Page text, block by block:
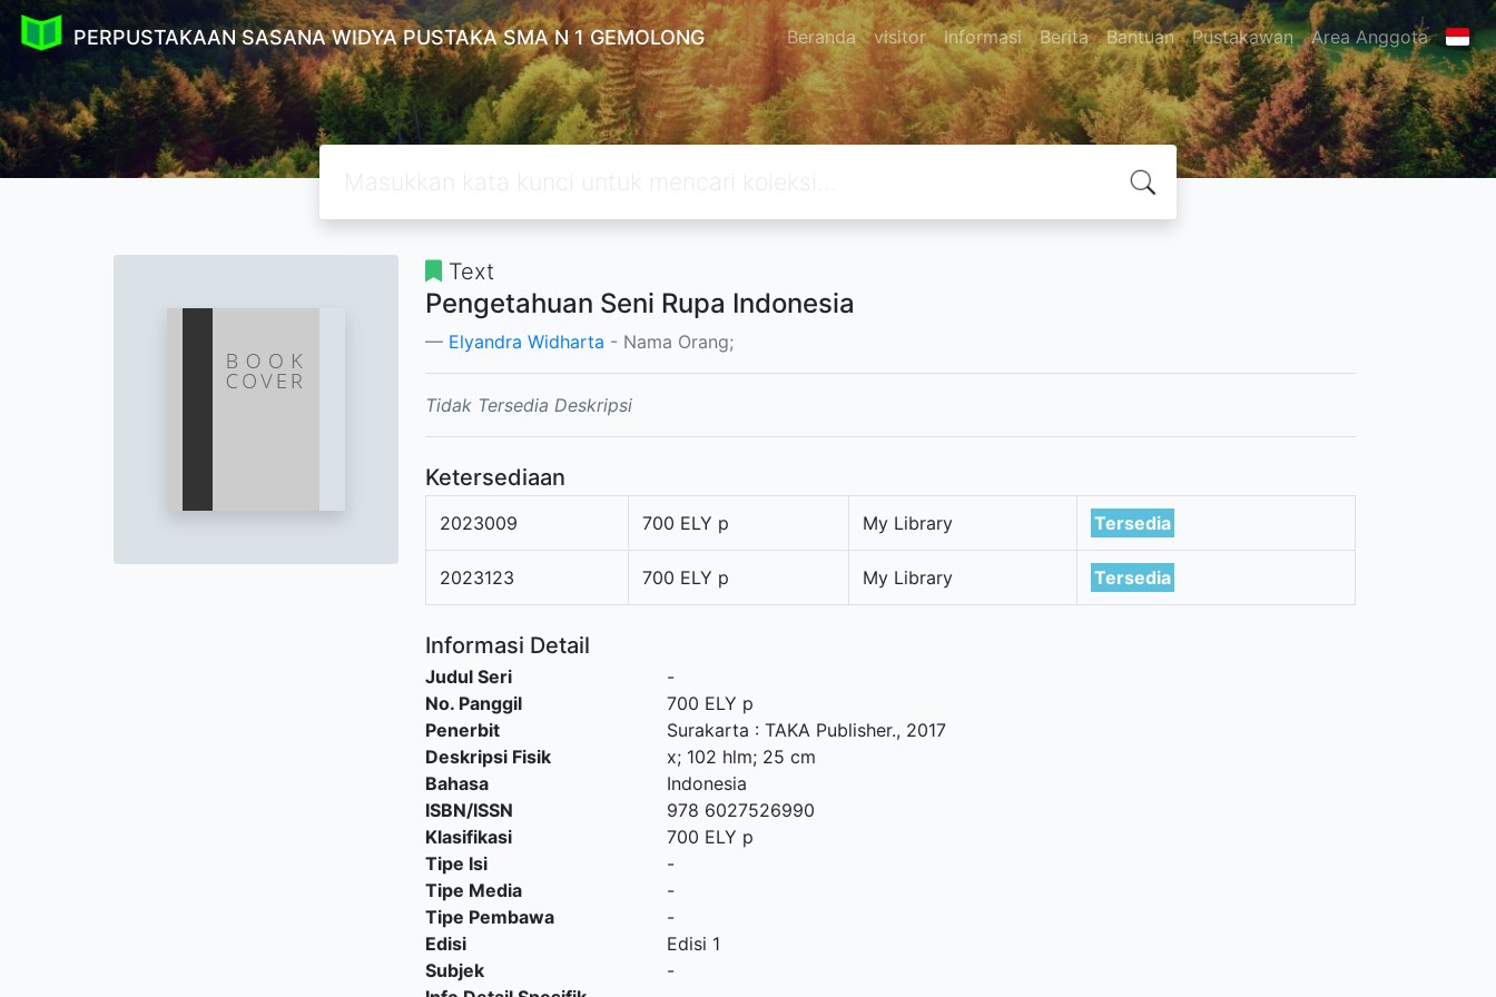
PERPUSTAKAAN SASANA WIDYA PUSTAKA SMA N 1 GEMOLONG Beranda visitor Informasi Berita Bantuan Pustakawan Area Anggota
Text
Pengetahuan Seni Rupa Indonesia
Elyandra Widharta - Nama Orang;
Tidak Tersedia Deskripsi
Ketersediaan
2023009 700 ELY p My Library Tersedia
2023123 700 ELY p My Library Tersedia
Informasi Detail
Judul Seri
-
No. Panggil
700 ELY p
Penerbit
Surakarta : TAKA Publisher., 2017
Deskripsi Fisik
x; 102 hlm; 25 cm
Bahasa
Indonesia
ISBN/ISSN
978 6027526990
Klasifikasi
700 ELY p
Tipe Isi
-
Tipe Media
-
Tipe Pembawa
-
Edisi
Edisi 1
Subjek
-